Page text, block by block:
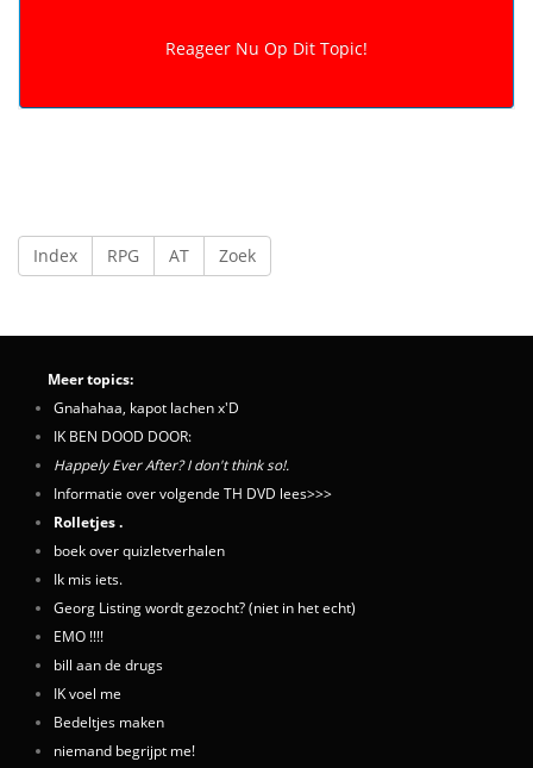
Index RPG AT Zoek
Meer topics:
Gnahahaa, kapot lachen x'D
IK BEN DOOD DOOR:
Happely Ever After? I don't think so!.
Informatie over volgende TH DVD lees>>>
Rolletjes .
boek over quizletverhalen
Ik mis iets.
Georg Listing wordt gezocht? (niet in het echt)
EMO !!!!
bill aan de drugs
IK voel me
Bedeltjes maken
niemand begrijpt me!